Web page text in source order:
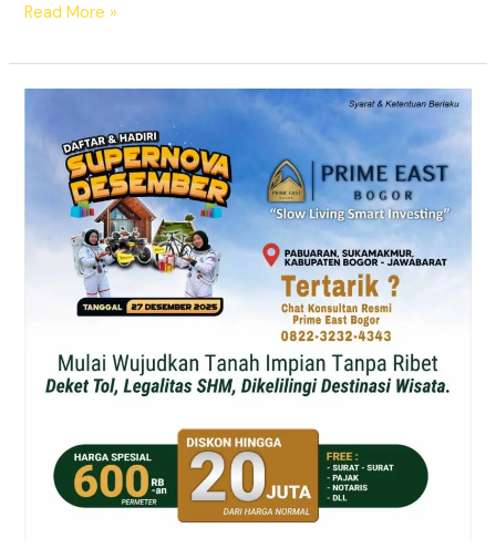
Read More »
Prime
East
Bogor
Kavling
Citeureup